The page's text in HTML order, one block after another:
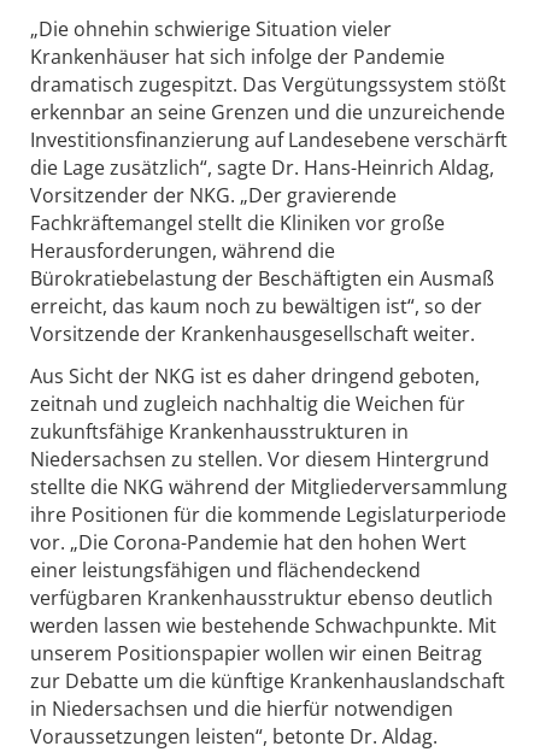
„Die ohnehin schwierige Situation vieler
Krankenhäuser hat sich infolge der Pandemie
dramatisch zugespitzt. Das Vergütungssystem stößt
erkennbar an seine Grenzen und die unzureichende
Investitionsfinanzierung auf Landesebene verschärft
die Lage zusätzlich“, sagte Dr. Hans-Heinrich Aldag,
Vorsitzender der NKG. „Der gravierende
Fachkräftemangel stellt die Kliniken vor große
Herausforderungen, während die
Bürokratiebelastung der Beschäftigten ein Ausmaß
erreicht, das kaum noch zu bewältigen ist“, so der
Vorsitzende der Krankenhausgesellschaft weiter.
Aus Sicht der NKG ist es daher dringend geboten,
zeitnah und zugleich nachhaltig die Weichen für
zukunftsfähige Krankenhausstrukturen in
Niedersachsen zu stellen. Vor diesem Hintergrund
stellte die NKG während der Mitgliederversammlung
ihre Positionen für die kommende Legislaturperiode
vor. „Die Corona-Pandemie hat den hohen Wert
einer leistungsfähigen und flächendeckend
verfügbaren Krankenhausstruktur ebenso deutlich
werden lassen wie bestehende Schwachpunkte. Mit
unserem Positionspapier wollen wir einen Beitrag
zur Debatte um die künftige Krankenhauslandschaft
in Niedersachsen und die hierfür notwendigen
Voraussetzungen leisten“, betonte Dr. Aldag.